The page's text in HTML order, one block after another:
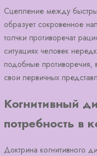
Сцепление между
образует сокровенное
толчки противоречат
ситуациях человек
подобные противоречия,
свои первичных
Когнитивный
потребность в
Доктрина когнитивного